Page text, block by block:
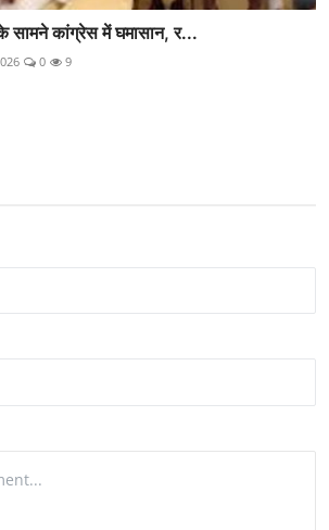
सामने कांग्रेस में घमासान, र...
0 9